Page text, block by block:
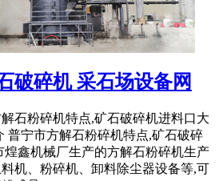
破碎机 采石场设备网
石粉碎机特点,矿石破碎机进料口大
普宁市方解石粉碎机特点,矿石破碎
煌鑫机械厂生产的方解石粉碎机生产
机、粉碎机、卸料除尘器设备等,可